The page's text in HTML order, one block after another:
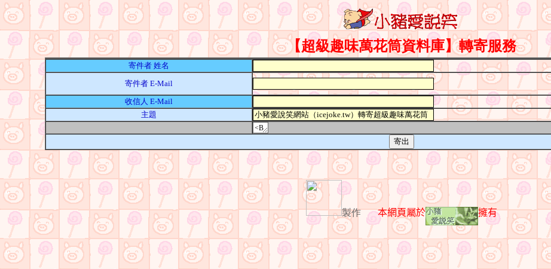
【超級趣味萬花筒資料庫】轉寄服務
寄件者 姓名
寄件者 E-Mail
收信人 E-Mail
主題
製作本網頁屬於 擁有